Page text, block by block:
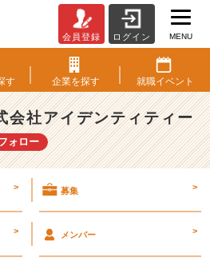
会員登録 ログイン MENU
す 企業を探す 就職イベント
会社アイデンティティー
ォロー
> 募集 >
> メンバー >